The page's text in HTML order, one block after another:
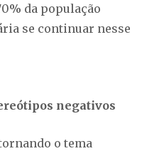
da população
se continuar nesse
negativos
o tema